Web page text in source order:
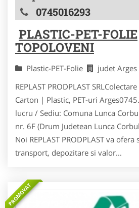
0745016293
PLASTIC-PET-FOLIE
TOPOLOVENI
Plastic-PET-Folie judet Arges
REPLAST PRODPLAST
Carton | Plastic, PET-uri
lucru / Sediu: Comuna Lunca
nr. 6F (Drum Judetean Lunca
Noi REPLAST PRODPLAST va
transport, depozitare si valor...
PROMOVAT